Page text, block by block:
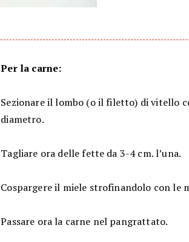
Per la carne:
Sezionare il lombo (o il filetto) di vitello
diametro.
Tagliare ora delle fette da 3-4 cm. l’una.
Cospargere il miele strofinandolo con le
Passare ora la carne nel pangrattato.